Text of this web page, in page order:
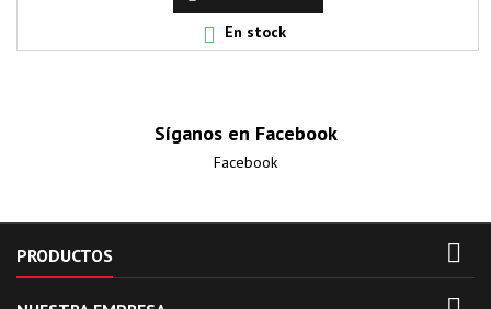
 En stock
Síganos en Facebook
Facebook
PRODUCTOS 